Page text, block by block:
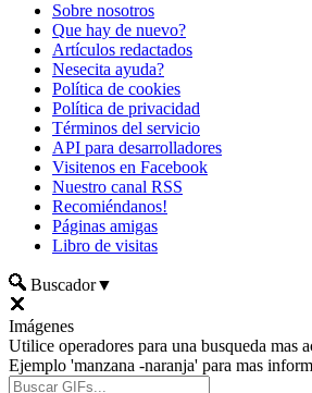
Sobre nosotros
Que hay de nuevo?
Artículos redactados
Nesecita ayuda?
Política de cookies
Política de privacidad
Términos del servicio
API para desarrolladores
Visitenos en Facebook
Nuestro canal RSS
Recomiéndanos!
Páginas amigas
Libro de visitas
Buscador▼
Imágenes
Utilice operadores para una busqueda mas
Ejemplo 'manzana -naranja' para mas